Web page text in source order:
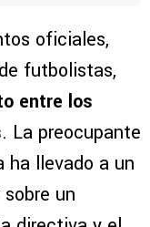
oficiales,
futbolistas,
entre los
. La preocupante
llevado a un
un